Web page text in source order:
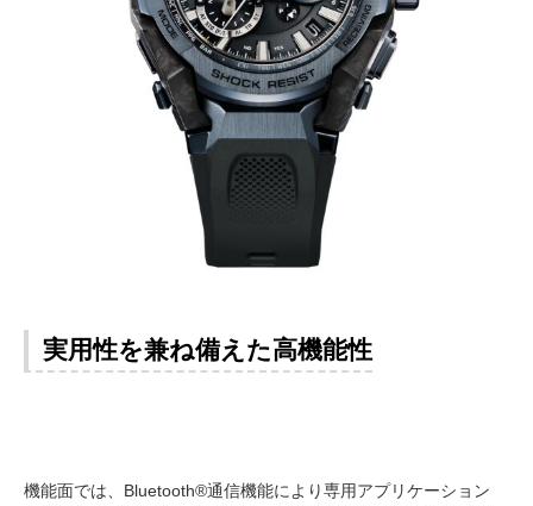
実用性を兼ね備えた高機能性
機能面では、Bluetooth®通信機能により専用アプリケーション